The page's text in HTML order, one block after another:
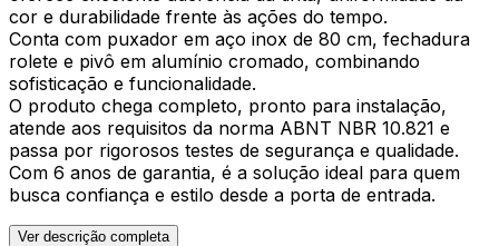
cor e durabilidade frente às ações do tempo.
Conta com puxador em aço inox de 80 cm, fechadura
rolete e pivô em alumínio cromado, combinando
sofisticação e funcionalidade.
O produto chega completo, pronto para instalação,
atende aos requisitos da norma ABNT NBR 10.821 e
passa por rigorosos testes de segurança e qualidade.
Com 6 anos de garantia, é a solução ideal para quem
busca confiança e estilo desde a porta de entrada.
Ver descrição completa